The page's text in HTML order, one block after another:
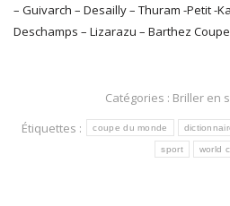
– Guivarch – Desailly – Thuram -Petit -
Deschamps – Lizarazu – Barthez
Catégories : Briller en
Étiquettes :
coupe du monde
sport world